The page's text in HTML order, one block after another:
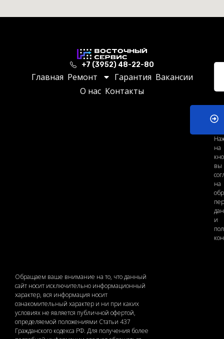
+7 (3952) 48-22-80
Главная Ремонт Гарантия Вакансии
О нас Контакты
на
вы
на
и
Обращаем ваше внимание на то, что данный
сайт носит исключительно информационный
характер, вся информация носит
ознакомительный характер и ни при каких
условиях не является публичной офертой,
определяемой положениями Статьи 437
Гражданского кодекса РФ. Для получения более